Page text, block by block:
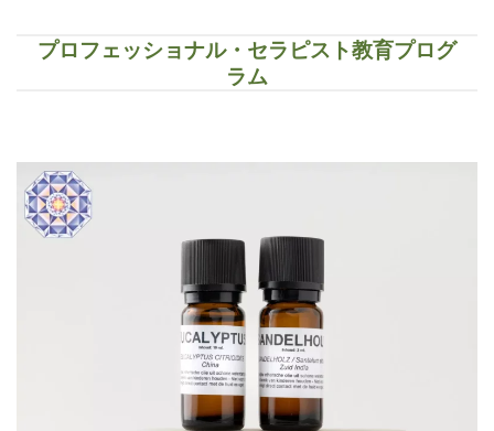
プロフェッショナル・セラピスト教育プログ
ラム